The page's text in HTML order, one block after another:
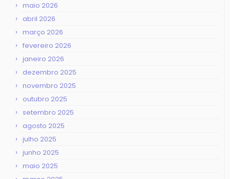
maio 2026
abril 2026
março 2026
fevereiro 2026
janeiro 2026
dezembro 2025
novembro 2025
outubro 2025
setembro 2025
agosto 2025
julho 2025
junho 2025
maio 2025